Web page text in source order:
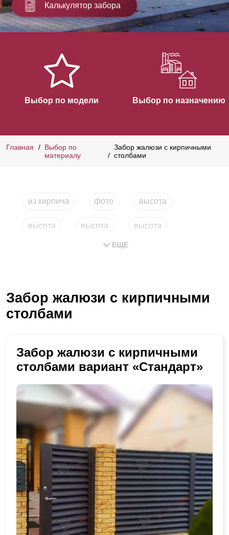
Калькулятор забора
Выбор по модели Выбор по назначению
Главная
Выбор по
материалу
Забор жалюзи с кирпичными
столбами
из кирпича фото высота
высота высота высота
ЕЩЕ
Забор жалюзи с кирпичными
столбами
Забор жалюзи с кирпичными
столбами вариант «Стандарт»